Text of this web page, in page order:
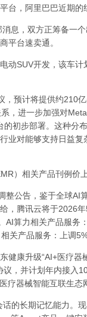
台，阿里巴巴近期的
，双方正筹备一个
平台速卖通。
SUV开发，该车计
预计将提供约210亿
，进一步加强对
初步部署。这种分
业对能够支持日益复
）相关产品刊例价
公告，鉴于全球AI
，腾讯云将于2026
算力相关产品服务
关产品服务：上调5%
康升级“AI+医疗器
，并计划年内接入
疗器械智能互联生态
长期记忆能力。现